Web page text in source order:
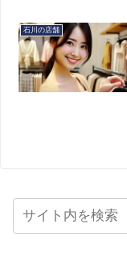
石川の店舗